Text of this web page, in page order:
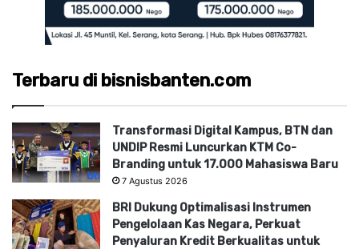
Terbaru di bisnisbanten.com
Transformasi Digital Kampus, BTN dan
UNDIP Resmi Luncurkan KTM Co-
Branding untuk 17.000 Mahasiswa Baru
7 Agustus 2026
BRI Dukung Optimalisasi Instrumen
Pengelolaan Kas Negara, Perkuat
Penyaluran Kredit Berkualitas untuk